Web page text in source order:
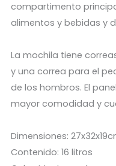
compartimento
alimentos y bebidas y
La mochila tiene
y una correa para el
de los hombros. El
mayor comodidad y
Dimensiones:
Contenido: 16 litros